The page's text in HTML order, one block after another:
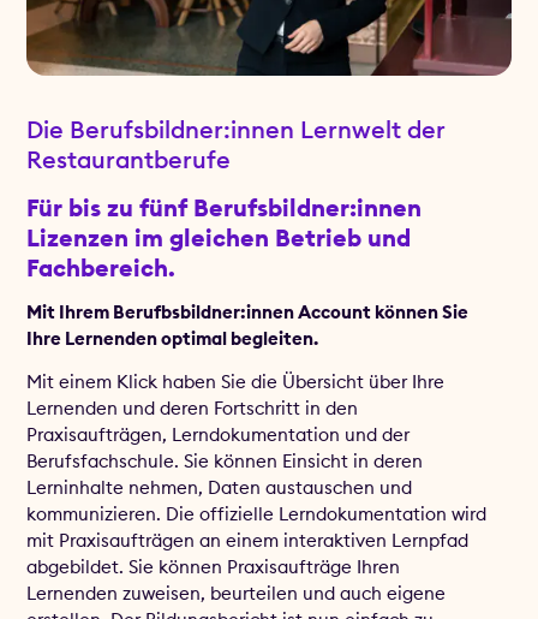
Die Berufsbildner:innen Lernwelt der
Restaurantberufe
Für bis zu fünf Berufsbildner:innen
Lizenzen im gleichen Betrieb und
Fachbereich.
Mit Ihrem Berufbsbildner:innen Account können Sie
Ihre Lernenden optimal begleiten.
Mit einem Klick haben Sie die Übersicht über Ihre
Lernenden und deren Fortschritt in den
Praxisaufträgen, Lerndokumentation und der
Berufsfachschule. Sie können Einsicht in deren
Lerninhalte nehmen, Daten austauschen und
kommunizieren. Die offizielle Lerndokumentation wird
mit Praxisaufträgen an einem interaktiven Lernpfad
abgebildet. Sie können Praxisaufträge Ihren
Lernenden zuweisen, beurteilen und auch eigene